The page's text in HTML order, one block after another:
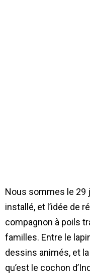
Nous sommes le 29
installé, et l’idée de
compagnon à poils
familles. Entre le
dessins animés, et
qu’est le cochon